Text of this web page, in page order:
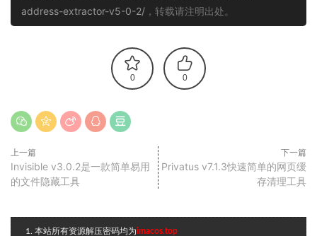
address-extractor-v5-0-2/ ，转载请注明出处。
0 0
上一篇
Invisible v3.0.2是一款简单易用
的文件隐藏工具
下一篇
Privatus v7.1.3快速简单的网页缓
存清理工具
1. 本站所有资源解压密码均为imacos.top